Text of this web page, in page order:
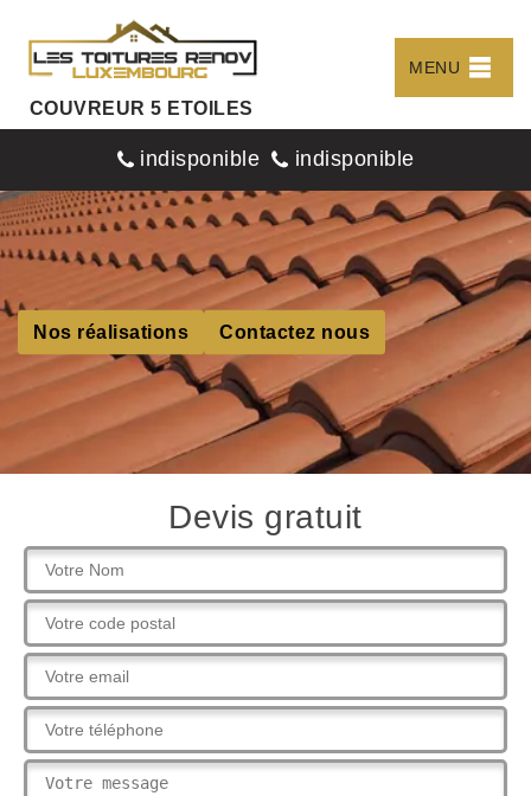
COUVREUR 5 ETOILES
MENU
indisponible indisponible
Nos réalisations Contactez nous
Devis gratuit